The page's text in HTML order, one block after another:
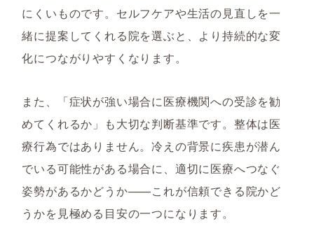
にくいものです。セルフケアや生活の見直しを一
緒に提案してくれる院を選ぶと、より持続的な変
化につながりやすくなります。
また、「症状が強い場合に医療機関への受診を勧
めてくれるか」も大切な判断基準です。整体は医
療行為ではありません。冷えの背景に疾患が潜ん
でいる可能性がある場合に、適切に医療へつなぐ
姿勢があるかどうか——これが信頼できる院かど
うかを見極める目安の一つになります。